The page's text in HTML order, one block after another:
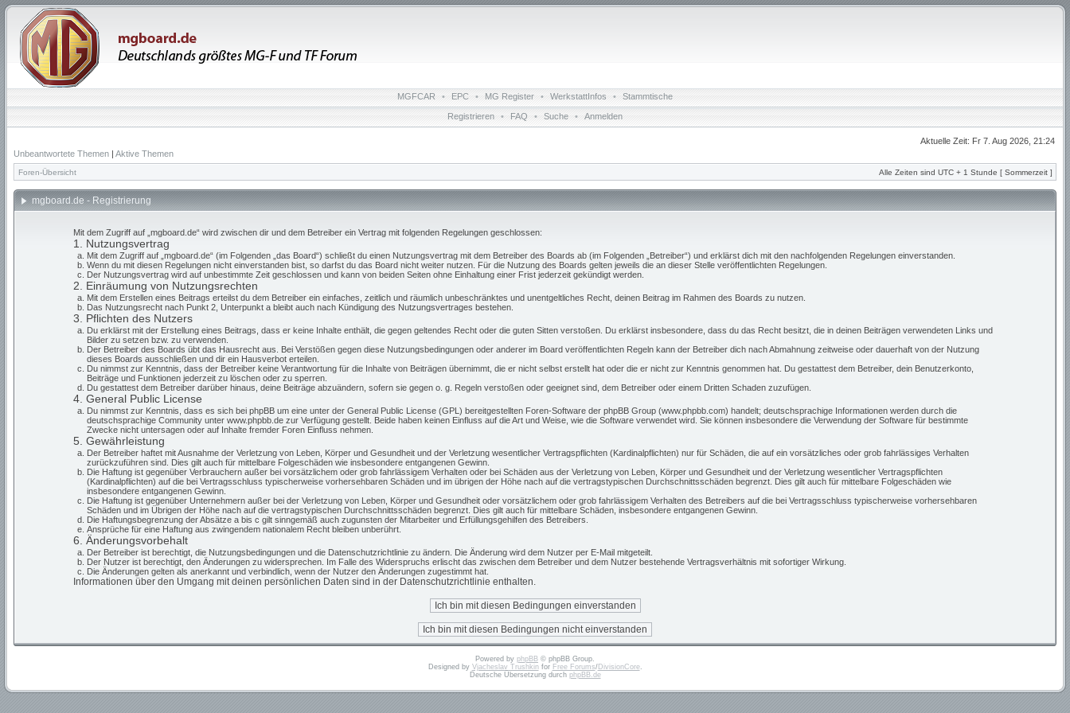
MGFCAR • EPC • MG Register • WerkstattInfos • Stammtische
Registrieren • FAQ • Suche • Anmelden
Aktuelle Zeit: Fr 7. Aug 2026, 21:24
Unbeantwortete Themen | Aktive Themen
Foren-Übersicht Alle Zeiten sind UTC + 1 Stunde [ Sommerzeit ]
mgboard.de - Registrierung
Mit dem Zugriff auf „mgboard.de“ wird zwischen dir und dem Betreiber ein Vertrag mit folgenden Regelungen geschlossen:
1. Nutzungsvertrag
Mit dem Zugriff auf „mgboard.de“ (im Folgenden „das Board“) schließt du einen Nutzungsvertrag mit dem Betreiber des Boards ab (im Folgenden „Betreiber“) und erklärst dich mit den nachfolgenden Regelungen einverstanden.
Wenn du mit diesen Regelungen nicht einverstanden bist, so darfst du das Board nicht weiter nutzen. Für die Nutzung des Boards gelten jeweils die an dieser Stelle veröffentlichten Regelungen.
Der Nutzungsvertrag wird auf unbestimmte Zeit geschlossen und kann von beiden Seiten ohne Einhaltung einer Frist jederzeit gekündigt werden.
2. Einräumung von Nutzungsrechten
Mit dem Erstellen eines Beitrags erteilst du dem Betreiber ein einfaches, zeitlich und räumlich unbeschränktes und unentgeltliches Recht, deinen Beitrag im Rahmen des Boards zu nutzen.
Das Nutzungsrecht nach Punkt 2, Unterpunkt a bleibt auch nach Kündigung des Nutzungsvertrages bestehen.
3. Pflichten des Nutzers
Du erklärst mit der Erstellung eines Beitrags, dass er keine Inhalte enthält, die gegen geltendes Recht oder die guten Sitten verstoßen. Du erklärst insbesondere, dass du das Recht besitzt, die in deinen Beiträgen verwendeten Links und
Bilder zu setzen bzw. zu verwenden.
Der Betreiber des Boards übt das Hausrecht aus. Bei Verstößen gegen diese Nutzungsbedingungen oder anderer im Board veröffentlichten Regeln kann der Betreiber dich nach Abmahnung zeitweise oder dauerhaft von der Nutzung
dieses Boards ausschließen und dir ein Hausverbot erteilen.
Du nimmst zur Kenntnis, dass der Betreiber keine Verantwortung für die Inhalte von Beiträgen übernimmt, die er nicht selbst erstellt hat oder die er nicht zur Kenntnis genommen hat. Du gestattest dem Betreiber, dein Benutzerkonto,
Beiträge und Funktionen jederzeit zu löschen oder zu sperren.
Du gestattest dem Betreiber darüber hinaus, deine Beiträge abzuändern, sofern sie gegen o. g. Regeln verstoßen oder geeignet sind, dem Betreiber oder einem Dritten Schaden zuzufügen.
4. General Public License
Du nimmst zur Kenntnis, dass es sich bei phpBB um eine unter der General Public License (GPL) bereitgestellten Foren-Software der phpBB Group (www.phpbb.com) handelt; deutschsprachige Informationen werden durch die
deutschsprachige Community unter www.phpbb.de zur Verfügung gestellt. Beide haben keinen Einfluss auf die Art und Weise, wie die Software verwendet wird. Sie können insbesondere die Verwendung der Software für bestimmte
Zwecke nicht untersagen oder auf Inhalte fremder Foren Einfluss nehmen.
5. Gewährleistung
Der Betreiber haftet mit Ausnahme der Verletzung von Leben, Körper und Gesundheit und der Verletzung wesentlicher Vertragspflichten (Kardinalpflichten) nur für Schäden, die auf ein vorsätzliches oder grob fahrlässiges Verhalten
zurückzuführen sind. Dies gilt auch für mittelbare Folgeschäden wie insbesondere entgangenen Gewinn.
Die Haftung ist gegenüber Verbrauchern außer bei vorsätzlichem oder grob fahrlässigem Verhalten oder bei Schäden aus der Verletzung von Leben, Körper und Gesundheit und der Verletzung wesentlicher Vertragspflichten
(Kardinalpflichten) auf die bei Vertragsschluss typischerweise vorhersehbaren Schäden und im übrigen der Höhe nach auf die vertragstypischen Durchschnittsschäden begrenzt. Dies gilt auch für mittelbare Folgeschäden wie
insbesondere entgangenen Gewinn.
Die Haftung ist gegenüber Unternehmern außer bei der Verletzung von Leben, Körper und Gesundheit oder vorsätzlichem oder grob fahrlässigem Verhalten des Betreibers auf die bei Vertragsschluss typischerweise vorhersehbaren
Schäden und im Übrigen der Höhe nach auf die vertragstypischen Durchschnittsschäden begrenzt. Dies gilt auch für mittelbare Schäden, insbesondere entgangenen Gewinn.
Die Haftungsbegrenzung der Absätze a bis c gilt sinngemäß auch zugunsten der Mitarbeiter und Erfüllungsgehilfen des Betreibers.
Ansprüche für eine Haftung aus zwingendem nationalem Recht bleiben unberührt.
6. Änderungsvorbehalt
Der Betreiber ist berechtigt, die Nutzungsbedingungen und die Datenschutzrichtlinie zu ändern. Die Änderung wird dem Nutzer per E-Mail mitgeteilt.
Der Nutzer ist berechtigt, den Änderungen zu widersprechen. Im Falle des Widerspruchs erlischt das zwischen dem Betreiber und dem Nutzer bestehende Vertragsverhältnis mit sofortiger Wirkung.
Die Änderungen gelten als anerkannt und verbindlich, wenn der Nutzer den Änderungen zugestimmt hat.
Informationen über den Umgang mit deinen persönlichen Daten sind in der Datenschutzrichtlinie enthalten.
Powered by phpBB © phpBB Group.
Designed by Vjacheslav Trushkinfor Free Forums/DivisionCore.
Deutsche Übersetzung durch phpBB.de